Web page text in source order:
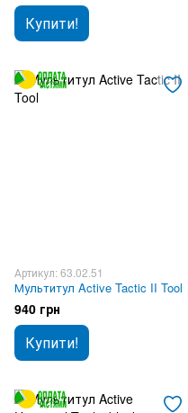
Купити!
Артикул: 63.02.51
Мультитул Active Tactic II Tool
940 грн
Купити!